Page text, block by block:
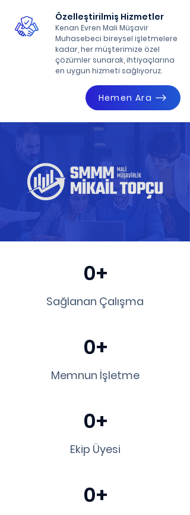
Özelleştirilmiş Hizmetler
Kenan Evren Mali Müşavir
Muhasebeci bireysel işletmelere
kadar, her müşterimize özel
çözümler sunarak, ihtiyaçlarına
en uygun hizmeti sağlıyoruz.
Hemen Ara
0+
Sağlanan Çalışma
0+
Memnun İşletme
0+
Ekip Üyesi
0+